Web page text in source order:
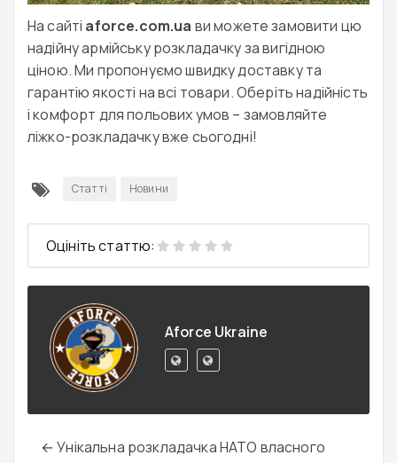
На сайті aforce.com.ua ви можете замовити цю
надійну армійську розкладачку за вигідною
ціною. Ми пропонуємо швидку доставку та
гарантію якості на всі товари. Оберіть надійність
і комфорт для польових умов – замовляйте
ліжко-розкладачку вже сьогодні!
Статті Новини
Оцініть статтю:
Aforce Ukraine
← Унікальна розкладачка НАТО власного